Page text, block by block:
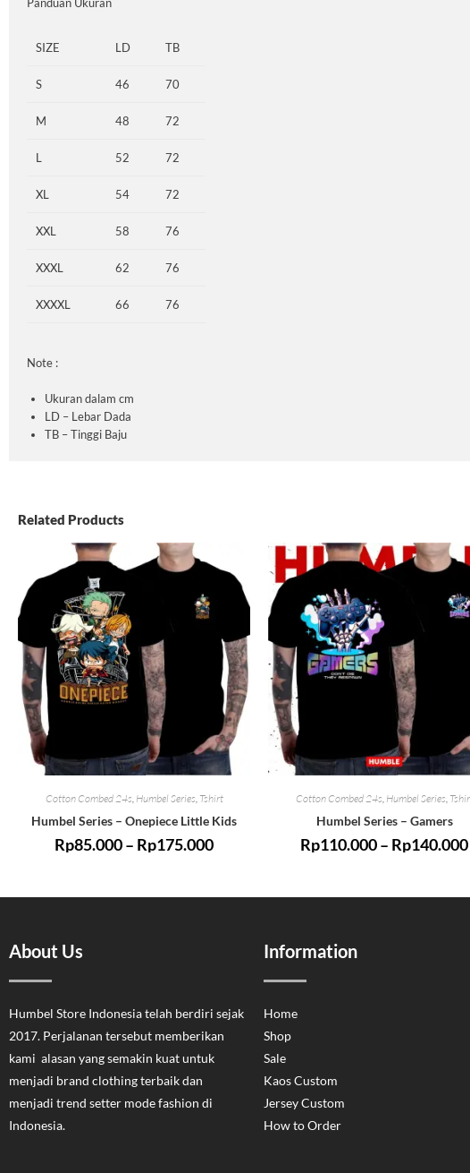
SIZE LD TB
S 46 70
M 48 72
L 52 72
XL 54 72
XXL 58 76
XXXL 62 76
XXXXL 66 76
Note :
Ukuran dalam cm
LD – Lebar Dada
TB – Tinggi Baju
Related Products
Cotton Combed 24s, Humbel Series, Tshirt
Humbel Series – Onepiece Little Kids
Rp85.000– Rp175.000
Cotton Combed 24s, Humbel Series,
Humbel Series – Gamers
Rp110.000– Rp140.000
About Us
Humbel Store Indonesia telah berdiri sejak
2017. Perjalanan tersebut memberikan
kami alasan yang semakin kuat untuk
menjadi brand clothing terbaik dan
menjadi trend setter mode fashion di
Indonesia.
Information
Home
Shop
Sale
Kaos Custom
Jersey Custom
How to Order